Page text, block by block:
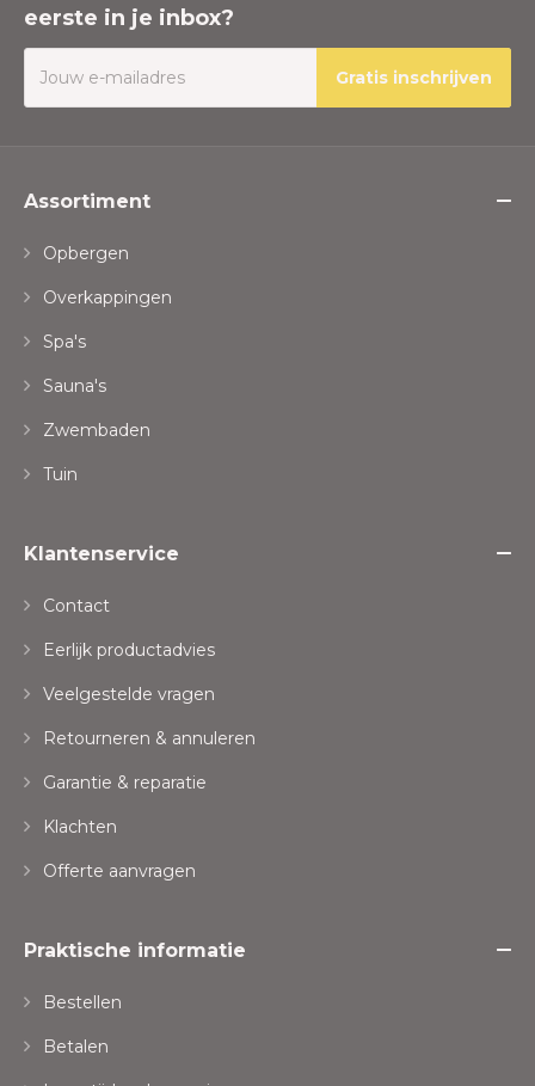
eerste in je inbox?
Gratis inschrijven
Assortiment
Opbergen
Overkappingen
Spa's
Sauna's
Zwembaden
Tuin
Klantenservice
Contact
Eerlijk productadvies
Veelgestelde vragen
Retourneren & annuleren
Garantie & reparatie
Klachten
Offerte aanvragen
Praktische informatie
Bestellen
Betalen